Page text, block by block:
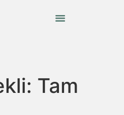
Tam